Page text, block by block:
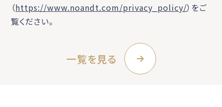
（https://www.noandt.com/privacy_policy/）をご
覧ください。
一覧を見る